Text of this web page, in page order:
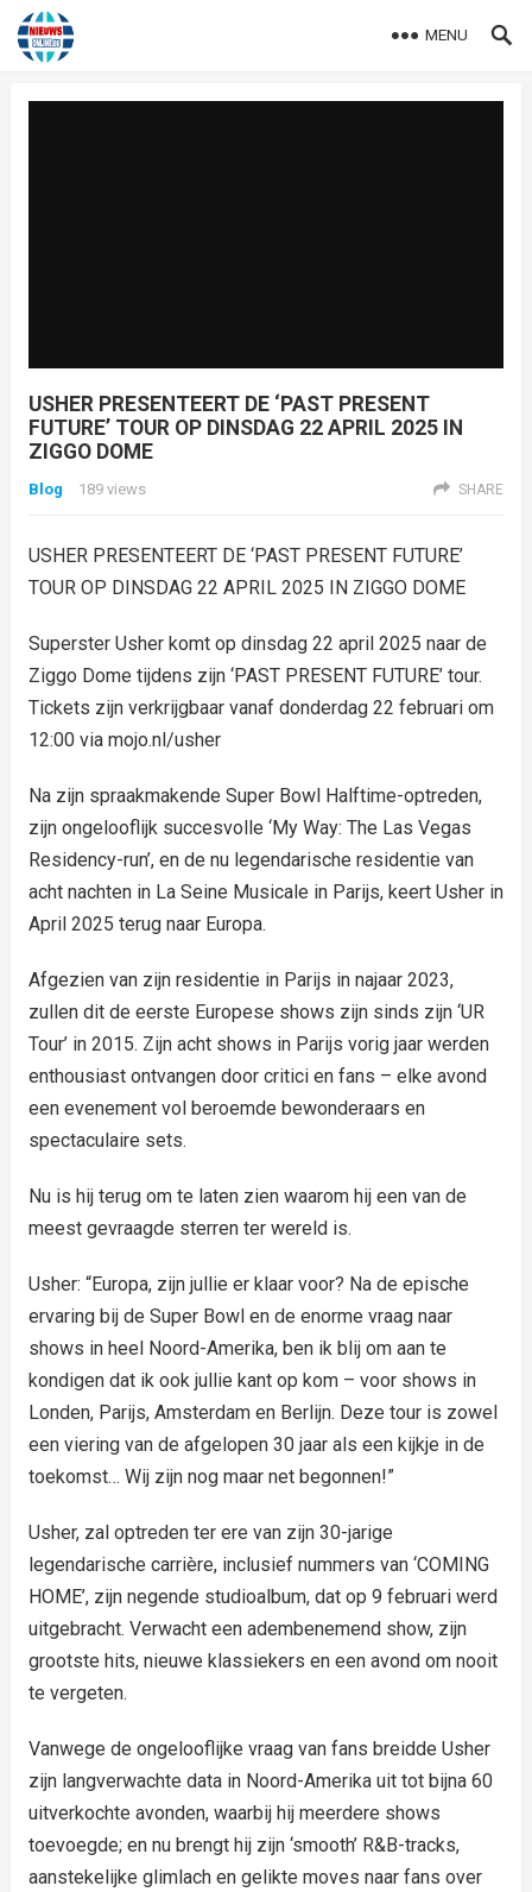
MENU
USHER PRESENTEERT DE ‘PAST PRESENT
FUTURE’ TOUR OP DINSDAG 22 APRIL 2025 IN
ZIGGO DOME
Blog 189views SHARE
USHER PRESENTEERT DE ‘PAST PRESENT FUTURE’
TOUR OP DINSDAG 22 APRIL 2025 IN ZIGGO DOME
Superster Usher komt op dinsdag 22 april 2025 naar de
Ziggo Dome tijdens zijn ‘PAST PRESENT FUTURE’ tour.
Tickets zijn verkrijgbaar vanaf donderdag 22 februari om
12:00 via mojo.nl/usher
Na zijn spraakmakende Super Bowl Halftime-optreden,
zijn ongelooflijk succesvolle ‘My Way: The Las Vegas
Residency-run’, en de nu legendarische residentie van
acht nachten in La Seine Musicale in Parijs, keert Usher in
April 2025 terug naar Europa.
Afgezien van zijn residentie in Parijs in najaar 2023,
zullen dit de eerste Europese shows zijn sinds zijn ‘UR
Tour’ in 2015. Zijn acht shows in Parijs vorig jaar werden
enthousiast ontvangen door critici en fans – elke avond
een evenement vol beroemde bewonderaars en
spectaculaire sets.
Nu is hij terug om te laten zien waarom hij een van de
meest gevraagde sterren ter wereld is.
Usher: “Europa, zijn jullie er klaar voor? Na de epische
ervaring bij de Super Bowl en de enorme vraag naar
shows in heel Noord-Amerika, ben ik blij om aan te
kondigen dat ik ook jullie kant op kom – voor shows in
Londen, Parijs, Amsterdam en Berlijn. Deze tour is zowel
een viering van de afgelopen 30 jaar als een kijkje in de
toekomst… Wij zijn nog maar net begonnen!”
Usher, zal optreden ter ere van zijn 30-jarige
legendarische carrière, inclusief nummers van ‘COMING
HOME’, zijn negende studioalbum, dat op 9 februari werd
uitgebracht. Verwacht een adembenemend show, zijn
grootste hits, nieuwe klassiekers en een avond om nooit
te vergeten.
Vanwege de ongelooflijke vraag van fans breidde Usher
zijn langverwachte data in Noord-Amerika uit tot bijna 60
uitverkochte avonden, waarbij hij meerdere shows
toevoegde; en nu brengt hij zijn ‘smooth’ R&B-tracks,
aanstekelijke glimlach en gelikte moves naar fans over